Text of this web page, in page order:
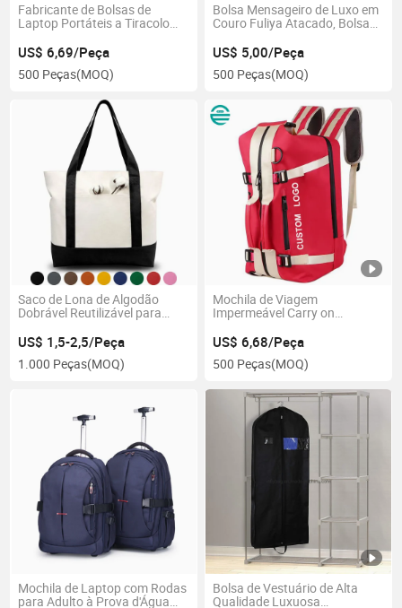
Fabricante de Bolsas de
Laptop Portáteis a Tiracolo
Negócios para Homens, Bolsa
de Couro
US$ 6,69/Peça
500 Peças(MOQ)
Bolsa Mensageiro de Luxo em
Couro Fuliya Atacado, Bolsa
Bolsa de Flap, Bolsa de Mão
para Homens
US$ 5,00/Peça
500 Peças(MOQ)
Saco de Lona de Algodão
Dobrável Reutilizável para
US$ 1,5-2,5/Peça
1.000 Peças(MOQ)
Mochila de Viagem
Impermeável Carry on
Bolsa de Ginásio para Homens
US$ 6,68/Peça
500 Peças(MOQ)
Mochila de Laptop com Rodas
para Adulto à Prova d'Água
Bolsa de Vestuário de Alta
Qualidade Luxuosa